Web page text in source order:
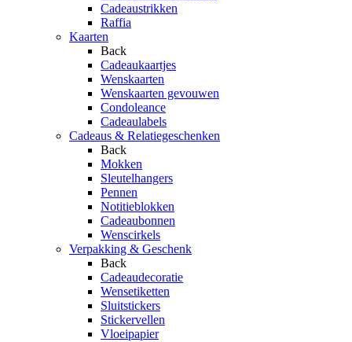
Cadeaustrikken
Raffia
Kaarten
Back
Cadeaukaartjes
Wenskaarten
Wenskaarten gevouwen
Condoleance
Cadeaulabels
Cadeaus & Relatiegeschenken
Back
Mokken
Sleutelhangers
Pennen
Notitieblokken
Cadeaubonnen
Wenscirkels
Verpakking & Geschenk
Back
Cadeaudecoratie
Wensetiketten
Sluitstickers
Stickervellen
Vloeipapier